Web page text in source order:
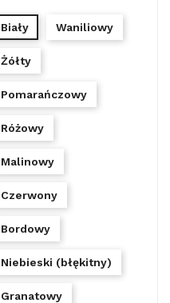
Biały Waniliowy
Żółty
Pomarańczowy
Różowy
Malinowy
Czerwony
Bordowy
Niebieski (błękitny)
Granatowy